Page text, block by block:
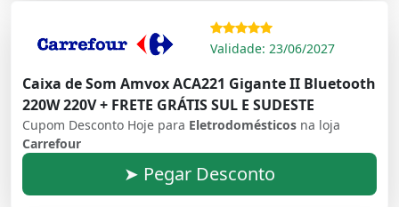
Validade: 23/06/2027
Caixa de Som Amvox ACA221 Gigante II Bluetooth
220W 220V + FRETE GRÁTIS SUL E SUDESTE
Cupom Desconto Hoje para Eletrodomésticos na loja
Carrefour
➤ Pegar Desconto